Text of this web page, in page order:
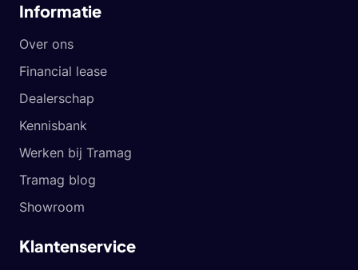
Informatie
Over ons
Financial lease
Dealerschap
Kennisbank
Werken bij Tramag
Tramag blog
Showroom
Klantenservice